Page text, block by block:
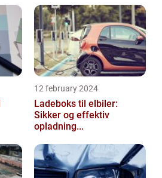
12 february 2024
Ladeboks til elbiler:
Sikker og effektiv
opladning...